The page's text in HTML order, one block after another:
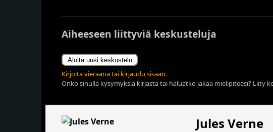
Aiheeseen liittyviä keskusteluja
Aloita uusi keskustelu
Kirjoita vieraana tai kirjaudu sisään.
Onko sinulla kysymyksiä kirjasta tai haluatko jakaa mielipiteesi? Liity
Jules Verne